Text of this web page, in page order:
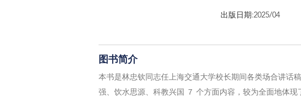
出版日期:2025/04
图书简介
本书是林忠钦同志任上海交通大学校长期间各类场合讲话
强、饮水思源、科教兴国 ７ 个方面内容，较为全面地体